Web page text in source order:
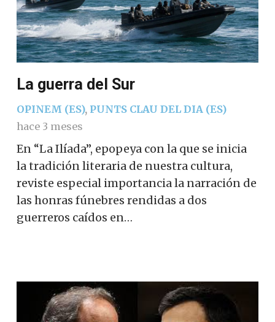
La guerra del Sur
OPINEM (ES), PUNTS CLAU DEL DIA (ES)
hace 3 meses
En “La Ilíada”, epopeya con la que se inicia
la tradición literaria de nuestra cultura,
reviste especial importancia la narración de
las honras fúnebres rendidas a dos
guerreros caídos en…